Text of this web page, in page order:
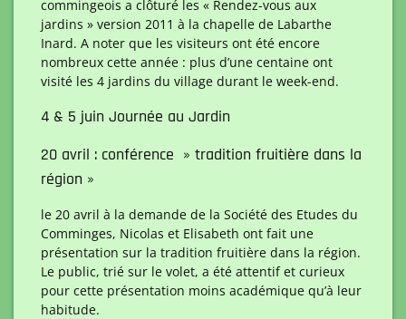
commingeois a clôturé les « Rendez-vous aux
jardins » version 2011 à la chapelle de Labarthe
Inard. A noter que les visiteurs ont été encore
nombreux cette année : plus d’une centaine ont
visité les 4 jardins du village durant le week-end.
4 & 5 juin Journée au Jardin
20 avril : conférence » tradition fruitière dans la
région »
le 20 avril à la demande de la Société des Etudes du
Comminges, Nicolas et Elisabeth ont fait une
présentation sur la tradition fruitière dans la région.
Le public, trié sur le volet, a été attentif et curieux
pour cette présentation moins académique qu’à leur
habitude.